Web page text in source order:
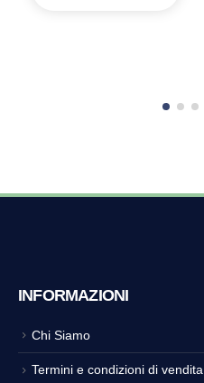
INFORMAZIONI
Chi Siamo
Termini e condizioni di vendita